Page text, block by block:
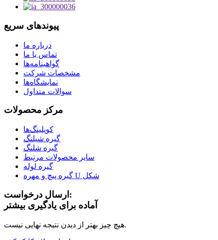
پیوندهای سریع
درباره ما
تماس با ما
گواهینامه‌ها
مشخصات شرکت
نمایشگاه‌ها
سوالات متداول
مرکز محصولات
کوپلینگ‌ها
گیره شیلنگ
گیره شلنگ
سایر محصولات مرتبط
گیره لوله
گیره پیچ و مهره U شکل
ارسال درخواست:
آماده برای یادگیری بیشتر
هیچ چیز بهتر از دیدن نتیجه نهایی نیست.